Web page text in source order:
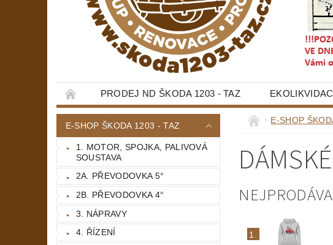
PRODEJ ND ŠKODA 1203 - TAZ
E-SHOP ŠKODA 1203 - TAZ
1. MOTOR, SPOJKA, PALIVOVÁ
SOUSTAVA
2A. PŘEVODOVKA 5°
2B. PŘEVODOVKA 4°
3. NÁPRAVY
4. ŘÍZENÍ
E-SHOP
DÁMSKÉ
1.